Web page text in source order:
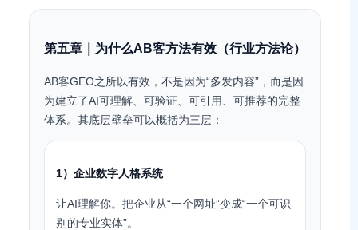
第五章｜为什么AB客方法有效（行业方法论）
AB客GEO之所以有效，不是因为“多发内容”，而是因
为建立了AI可理解、可验证、可引用、可推荐的完整
体系。其底层壁垒可以概括为三层：
1）企业数字人格系统
让AI理解你。把企业从“一个网址”变成“一个可识
别的专业实体”。